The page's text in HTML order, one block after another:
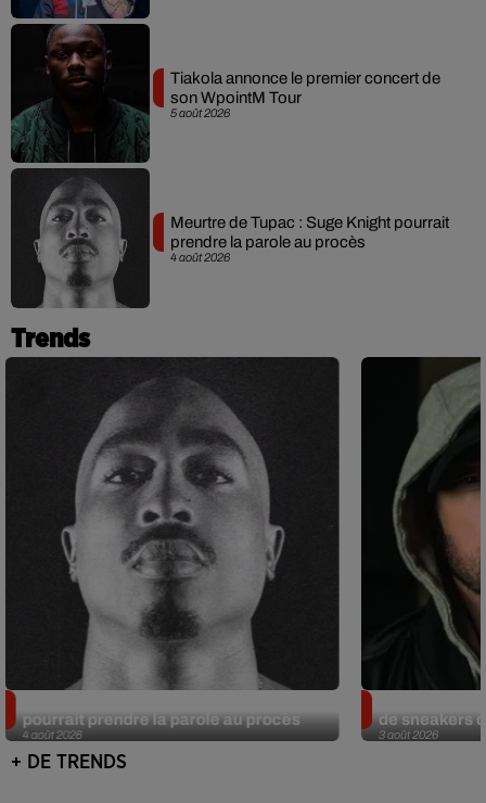
5 août 2026
Tiakola annonce le premier concert de
son WpointM Tour
4 août 2026
Meurtre de Tupac : Suge Knight pourrait
prendre la parole au procès
Trends
4 août 2026
pourrait prendre la parole au procès
3 août 2026
de sneakers
+ DE TRENDS